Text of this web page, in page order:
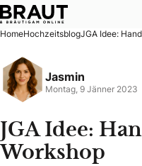
JGA Idee: Handlettering
HomeHochzeitsblogJGA Idee:
Jasmin
Montag, 9 Jänner 2023
JGA Idee:
Workshop